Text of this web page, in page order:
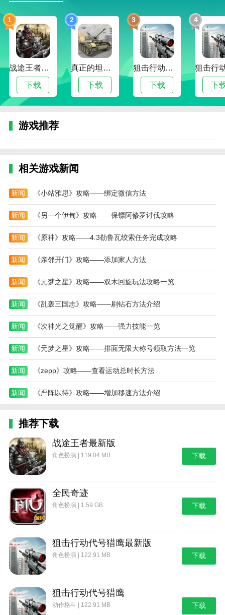
1
战途王者最新版
下载
2
真正的坦克大战
下载
3
狙击行动代号猎鹰最新版
下载
4
下
游戏推荐
相关游戏新闻
新闻 《小站雅思》攻略——绑定微信方法
新闻 《另一个伊甸》攻略——保镖阿修罗讨伐攻略
新闻 《原神》攻略——4.3勒鲁瓦绞索任务完成攻略
新闻 《亲邻开门》攻略——添加家人方法
新闻 《元梦之星》攻略——双木回旋玩法攻略一览
新闻 《乱轰三国志》攻略——刷钻石方法介绍
新闻 《次神光之觉醒》攻略——强力技能一览
新闻 《元梦之星》攻略——排面无限大称号领取方法一览
新闻 《zepp》攻略——查看运动总时长方法
新闻 《严阵以待》攻略——增加移速方法介绍
推荐下载
战途王者最新版
角色扮演 | 119.04 MB 下载
全民奇迹
角色扮演 | 1.59 GB 下载
狙击行动代号猎鹰最新版
角色扮演 | 122.91 MB 下载
狙击行动代号猎鹰
动作格斗 | 122.91 MB 下载